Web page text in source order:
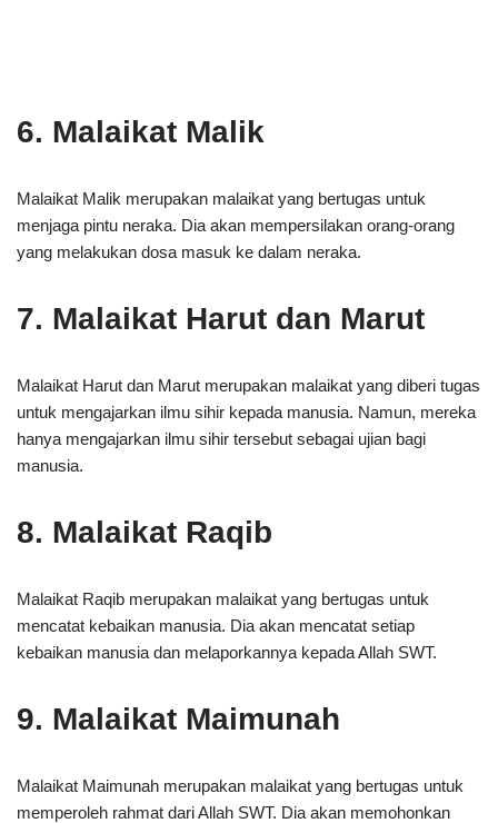
6. Malaikat Malik
Malaikat Malik merupakan malaikat yang bertugas untuk
menjaga pintu neraka. Dia akan mempersilakan orang-orang
yang melakukan dosa masuk ke dalam neraka.
7. Malaikat Harut dan Marut
Malaikat Harut dan Marut merupakan malaikat yang diberi tugas
untuk mengajarkan ilmu sihir kepada manusia. Namun, mereka
hanya mengajarkan ilmu sihir tersebut sebagai ujian bagi
manusia.
8. Malaikat Raqib
Malaikat Raqib merupakan malaikat yang bertugas untuk
mencatat kebaikan manusia. Dia akan mencatat setiap
kebaikan manusia dan melaporkannya kepada Allah SWT.
9. Malaikat Maimunah
Malaikat Maimunah merupakan malaikat yang bertugas untuk
memperoleh rahmat dari Allah SWT. Dia akan memohonkan